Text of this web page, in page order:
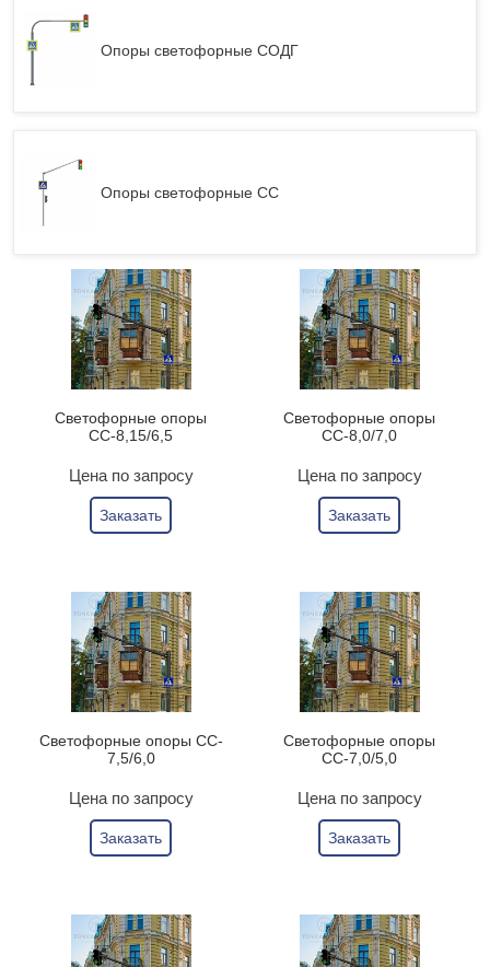
Опоры светофорные СОДГ
Опоры светофорные СС
Светофорные опоры
СС-8,15/6,5
Цена по запросу
Заказать
Светофорные опоры
СС-8,0/7,0
Цена по запросу
Заказать
Светофорные опоры CC-
7,5/6,0
Цена по запросу
Заказать
Светофорные опоры
СС-7,0/5,0
Цена по запросу
Заказать